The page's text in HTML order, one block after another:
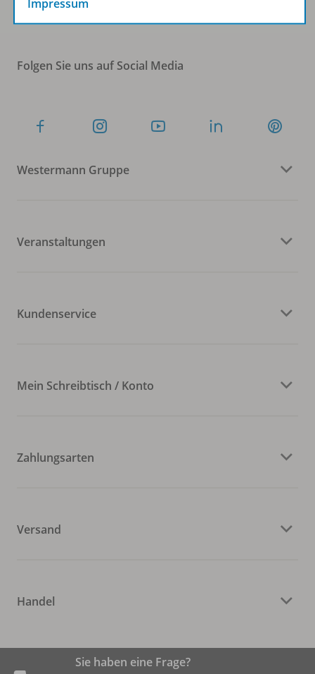
Folgen Sie uns auf Social Media
Westermann Gruppe
Veranstaltungen
Kundenservice
Mein Schreibtisch / Konto
Zahlungsarten
Versand
Handel
Sie haben eine Frage?
Impressum